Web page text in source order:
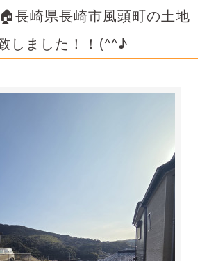
長崎県長崎市風頭町の土地
しました！！(^^♪